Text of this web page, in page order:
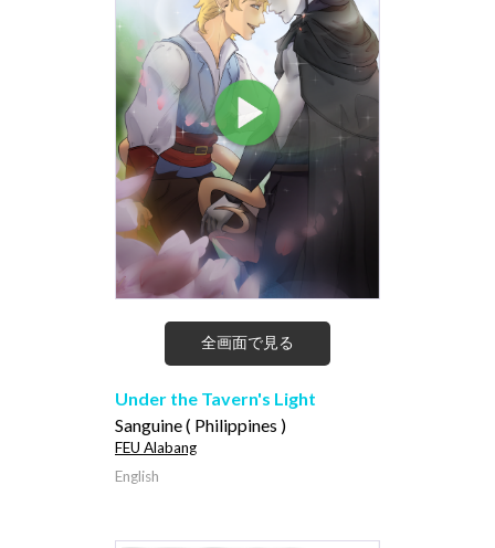
全画面で見る
Under the Tavern's Light
Sanguine ( Philippines )
FEU Alabang
English